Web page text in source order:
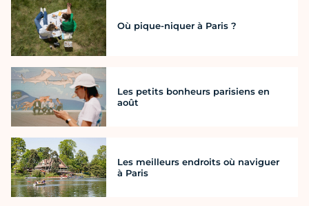
Où pique-niquer à Paris ?
Les petits bonheurs parisiens en
août
Les meilleurs endroits où naviguer
à Paris